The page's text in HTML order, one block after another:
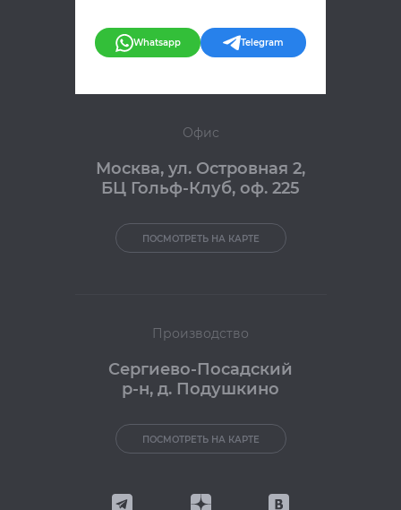
Whatsapp Telegram
Офис
Москва, ул. Островная 2,
БЦ Гольф-Клуб, оф. 225
ПОСМОТРЕТЬ НА КАРТЕ
Производство
Сергиево-Посадский
р-н, д. Подушкино
ПОСМОТРЕТЬ НА КАРТЕ